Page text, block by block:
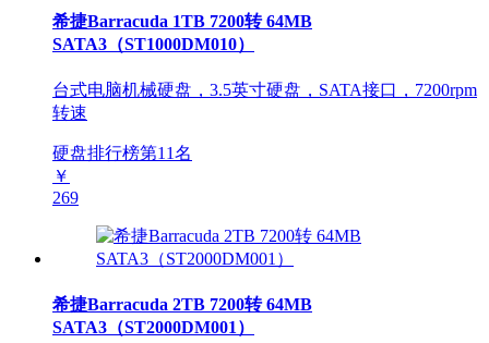
希捷Barracuda 1TB 7200转 64MB
SATA3（ST1000DM010）
台式电脑机械硬盘，3.5英寸硬盘，SATA接口，7200rpm
转速
硬盘排行榜第11名
￥
269
希捷Barracuda 2TB 7200转 64MB
SATA3（ST2000DM001）